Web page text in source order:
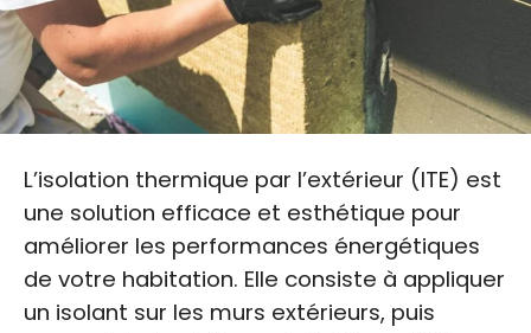
L’isolation thermique par l’extérieur (ITE) est
une solution efficace et esthétique pour
améliorer les performances énergétiques
de votre habitation. Elle consiste à appliquer
un isolant sur les murs extérieurs, puis